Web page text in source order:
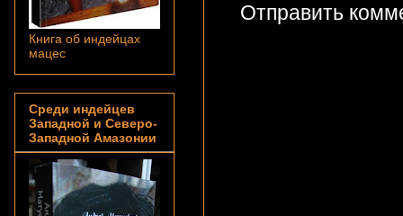
Отправить
Книга об индейцах
мацес
Среди индейцев
Западной и Северо-
Западной Амазонии